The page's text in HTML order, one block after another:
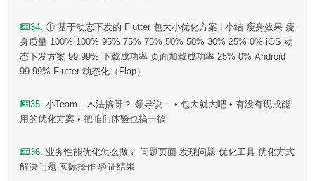
34. ① 基于动态下发的 Flutter 包大小优化方案 | 小结 瘦身效果 瘦
身质量 100% 100% 95% 75% 75% 50% 50% 30% 25% 0% iOS 动
态下发方案 99.99% 下载成功率 ⻚面加载成功率 25% 0% Android
99.99% Flutter 动态化（Flap）
35. 小Team，木法搞呀？ 领导说： • 包大就大吧 • 有没有现成能
用的优化方案 • 把咱们体验也搞一搞
36. 业务性能优化怎么做？ 问题页面 发现问题 优化工具 优化方式
解决问题 实际操作 验证结果